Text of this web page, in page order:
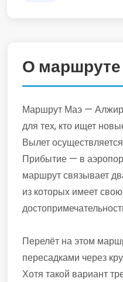
О
Маршрут Маэ — Алжир
для тех, кто ищет
Вылет
Прибытие — в
маршрут связывает
из которых имеет
Перелёт на этом
пересадками через
Хотя такой вариант